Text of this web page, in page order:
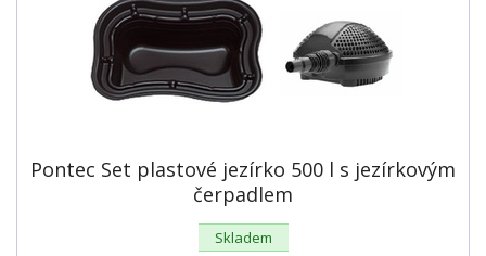
Pontec Set plastové jezírko 500 l s jezírkovým
čerpadlem
Skladem